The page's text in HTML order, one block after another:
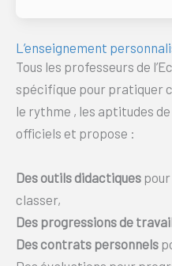
L’enseignement
Tous les professeurs de
spécifique pour pratiquer
le rythme , les aptitudes
officiels et propose :
Des outils didactiques
classer,
Des progressions de
Des contrats personnels